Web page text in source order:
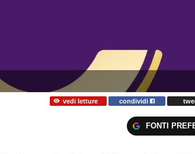
vedi letture condividi
FONTI